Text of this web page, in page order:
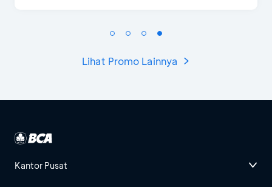
Lihat Promo Lainnya
Kantor Pusat